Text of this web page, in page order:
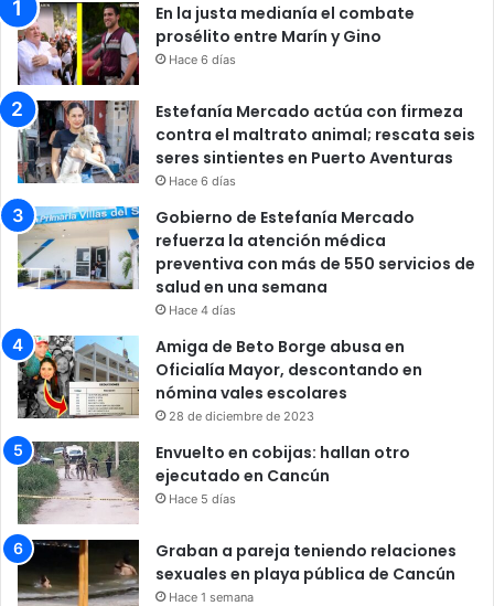
En la justa medianía el combate
prosélito entre Marín y Gino
Hace 6 días
Estefanía Mercado actúa con firmeza
contra el maltrato animal; rescata seis
seres sintientes en Puerto Aventuras
Hace 6 días
Gobierno de Estefanía Mercado
refuerza la atención médica
preventiva con más de 550 servicios de
salud en una semana
Hace 4 días
Amiga de Beto Borge abusa en
Oficialía Mayor, descontando en
nómina vales escolares
28 de diciembre de 2023
Envuelto en cobijas: hallan otro
ejecutado en Cancún
Hace 5 días
Graban a pareja teniendo relaciones
sexuales en playa pública de Cancún
Hace 1 semana